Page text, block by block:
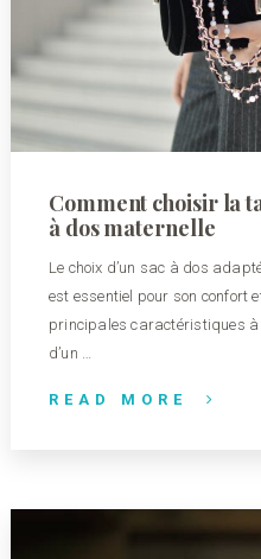
Comment choisir la
à dos maternelle
Le choix d’un sac à dos
est essentiel pour son confort
principales caractéristiques à
d’un …
READ MORE